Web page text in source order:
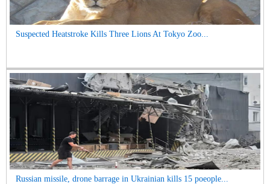
Suspected Heatstroke Kills Three Lions At Tokyo Zoo...
Russian missile, drone barrage in Ukrainian kills 15 poeople...